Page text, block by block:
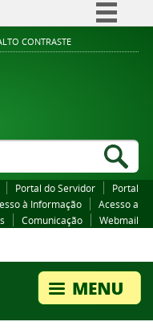
Simplifique!
Legislação
CONTRASTE
Portal do Servidor
Portal
à Informação
Acesso a
Comunicação Webmail